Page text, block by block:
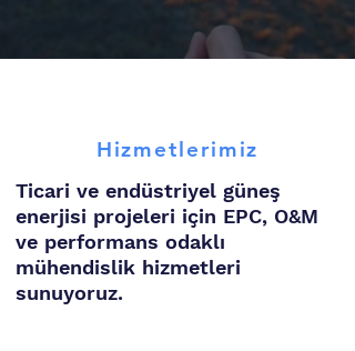
Hizmetlerimiz
Ticari ve endüstriyel güneş
enerjisi projeleri için EPC, O&M
ve performans odaklı
mühendislik hizmetleri
sunuyoruz.